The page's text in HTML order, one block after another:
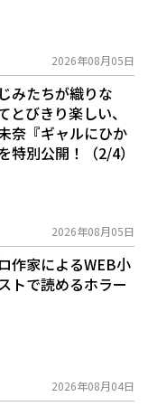
2026年08月05日
みたちが織りな
びきり楽しい、
奈『ギャルにひか
特別公開！（2/4）
2026年08月05日
作家によるWEB小
トで読めるホラー
2026年08月04日